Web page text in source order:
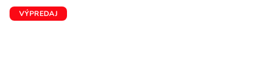
VÝPREDAJ